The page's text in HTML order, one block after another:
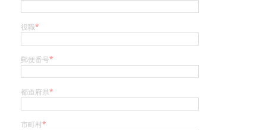
役職*
郵便番号*
都道府県*
市町村*